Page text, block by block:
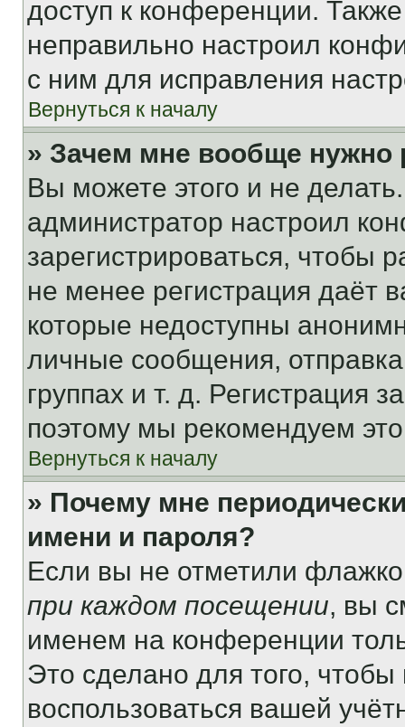
доступ к конференции.
неправильно настроил
с ним для исправления
Вернуться к началу
» Зачем мне вообще нужно
Вы можете этого и не
администратор настроил
зарегистрироваться, чтобы
не менее регистрация даёт
которые недоступны
личные сообщения,
группах и т. д. Регистрация
поэтому мы рекомендуем
Вернуться к началу
» Почему мне
имени и пароля?
Если вы не отметили
при каждом посещении, вы
именем на конференции
Это сделано для того, чтобы
воспользоваться вашей